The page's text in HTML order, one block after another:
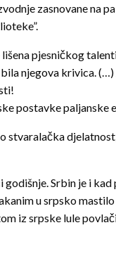
zasnovane na
pjesničkog
njegova krivica.
postavke paljanske
stvaralačka
Srbin je i
u srpsko
iz srpske lule